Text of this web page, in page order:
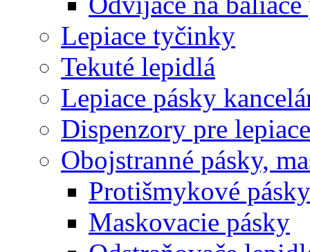
Lepiace tyčinky
Tekuté lepidlá
Lepiace pásky
Dispenzory pre
Obojstranné pásky,
Protišmykové pásky
Maskovacie pásky